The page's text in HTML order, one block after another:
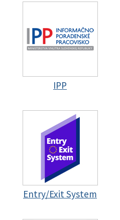
IPP
Entry/Exit System